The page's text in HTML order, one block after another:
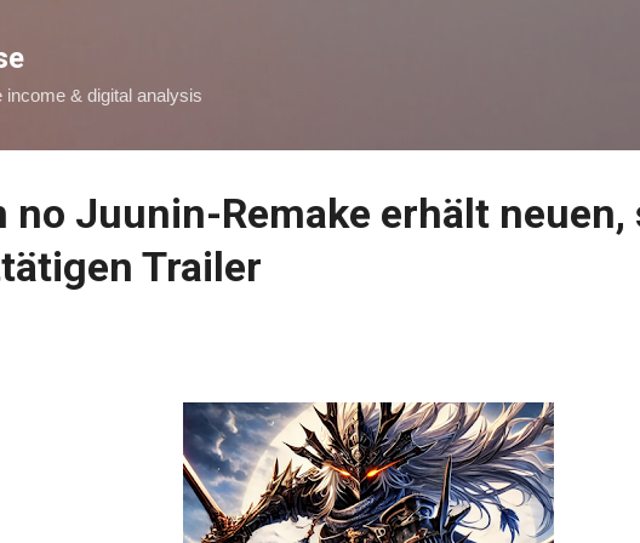
income & digital analysis
no Juunin-Remake erhält neuen,
Trailer